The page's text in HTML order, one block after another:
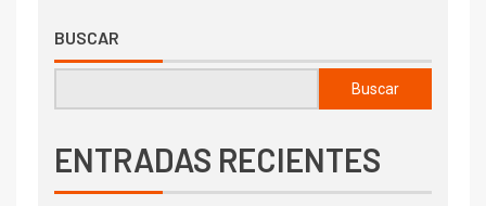
BUSCAR
Buscar
ENTRADAS RECIENTES